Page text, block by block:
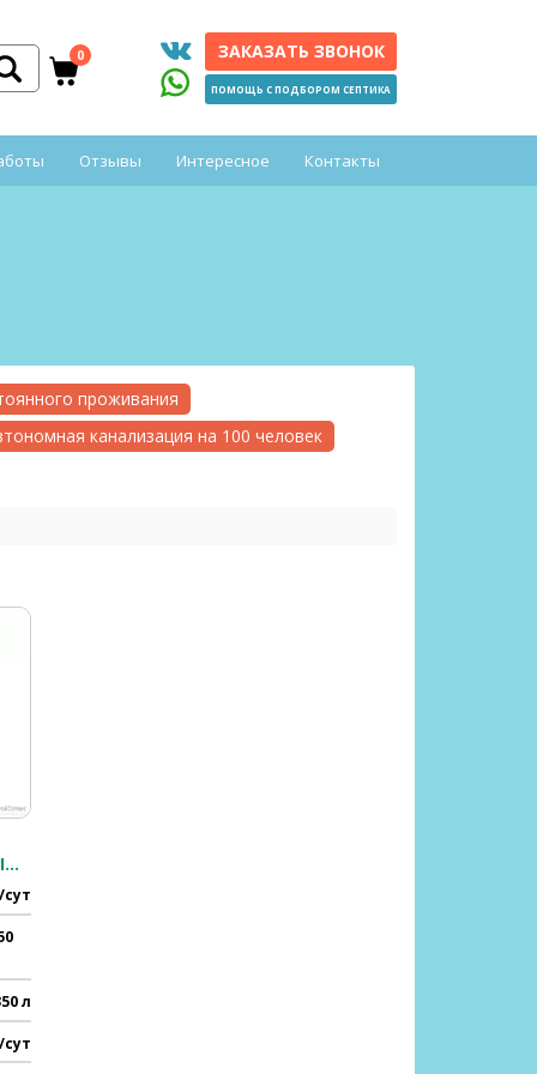
0 ЗАКАЗАТЬ ЗВОНОК
ПОМОЩЬ С ПОДБОРОМ СЕПТИКА
Отзывы Интересное Контакты
проживания
канализация на 100 человек
GENESIS-350 ПРИНУДИТЕЛЬНЫЙ НА 3-4 ЧЕЛ.
сут
л